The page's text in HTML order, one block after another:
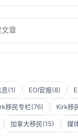
息(1) EOI官报(8)
移民专栏(76) Kirk移
加拿大移民(15) 媒